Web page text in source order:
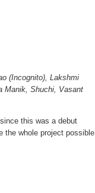
(Incognito), Lakshmi
Manik, Shuchi, Vasant
this was a debut
whole project possible,